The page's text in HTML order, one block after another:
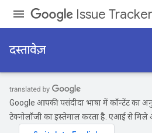
Issue Tracker
दस्तावेज़
Google आपकी पसंदीदा भाषा में कॉन्टेंट का
टेक्नोलॉजी का इस्तेमाल करता है. एआई से मिले